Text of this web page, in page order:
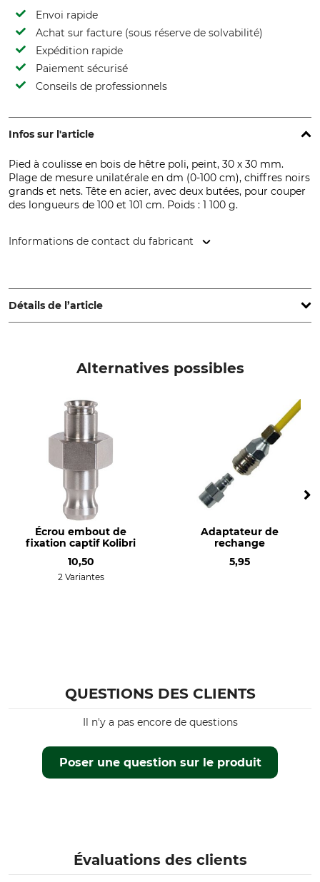
Envoi rapide
Achat sur facture (sous réserve de solvabilité)
Expédition rapide
Paiement sécurisé
Conseils de professionnels
Infos sur l'article
Pied à coulisse en bois de hêtre poli, peint, 30 x 30 mm.
Plage de mesure unilatérale en dm (0-100 cm), chiffres noirs
grands et nets. Tête en acier, avec deux butées, pour couper
des longueurs de 100 et 101 cm. Poids : 1 100 g.
Informations de contact du fabricant
Dockweiler, Germany, info@forstwerkzeuge-daniels.de
Détails de l’article
Alternatives possibles
Écrou embout de
fixation captif Kolibri
10,50
2 Variantes
Adaptateur de
rechange
5,95
QUESTIONS DES CLIENTS
Poser une question sur le produit
Il n'y a pas encore de questions
Évaluations des clients